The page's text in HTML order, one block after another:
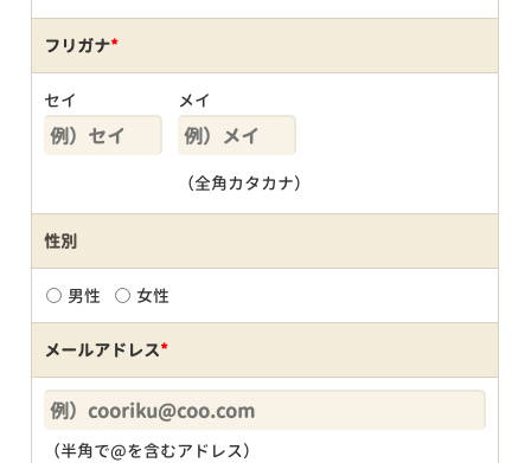
フリガナ*
セイ メイ
（全角カタカナ）
性別
男性 女性
メールアドレス*
（半角で@を含むアドレス）